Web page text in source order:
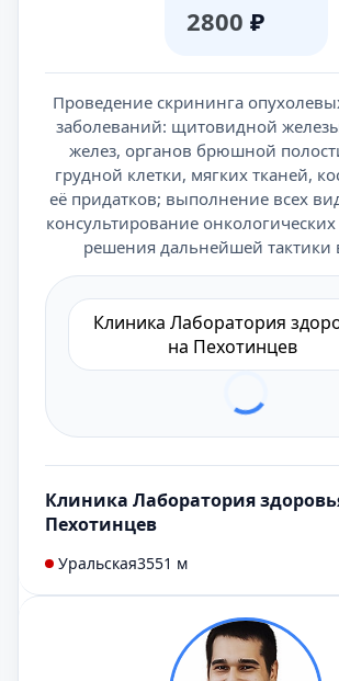
2800 ₽
Проведение скрининга
заболеваний: щитовидной
желез, органов брюшной
грудной клетки, мягких тканей,
её придатков; выполнение всех
консультирование
решения дальнейшей тактики
Клиника Лаборатория
на Пехотинцев
Клиника Лаборатория
Пехотинцев
Уральская3551 м